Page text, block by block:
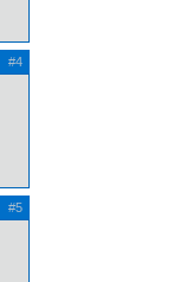
#4
#5